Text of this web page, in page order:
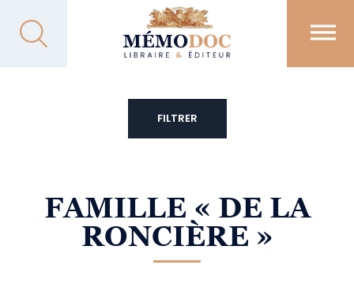
FAMILLE « DE LA
RONCIÈRE »
FILTRER